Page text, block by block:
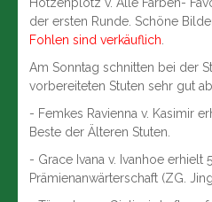
Hotzenplotz v. Alle Farben-
der ersten Runde. Schöne
Fohlen sind verkäuflich.
Am Sonntag schnitten bei der
vorbereiteten Stuten sehr gut
- Femkes Ravienna v. Kasimir
Beste der Älteren Stuten.
- Grace Ivana v. Ivanhoe erhielt
Prämienanwärterschaft (ZG.